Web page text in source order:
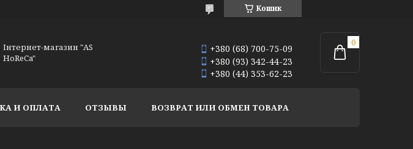
Кошик
Інтернет-магазин "AS
HoReCa"
+380 (68) 700-75-09
+380 (93) 342-44-23
+380 (44) 353-62-23
И ОПЛАТА ОТЗЫВЫ ВОЗВРАТ ИЛИ ОБМЕН ТОВАРА